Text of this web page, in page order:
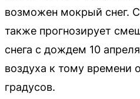
возможен мокрый снег.
также прогнозирует
снега с дождем 10
воздуха к тому времени
градусов.